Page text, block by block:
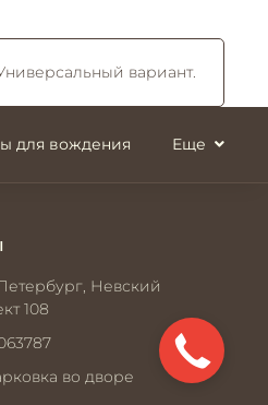
вариант.
для вождения Еще
Невский
108
во дворе